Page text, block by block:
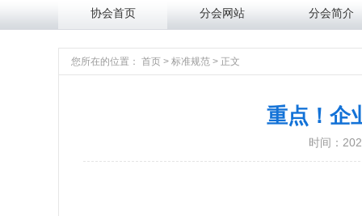
协会首页 分会网站 分会简介
您所在的位置： 首页 > 标准规范 > 正文
重点！企
时间：